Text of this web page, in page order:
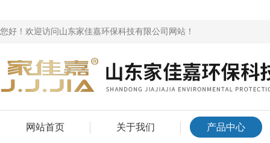
您好！欢迎访问山东家佳嘉环保科技有限公司网站！
网站首页 关于我们 产品中心